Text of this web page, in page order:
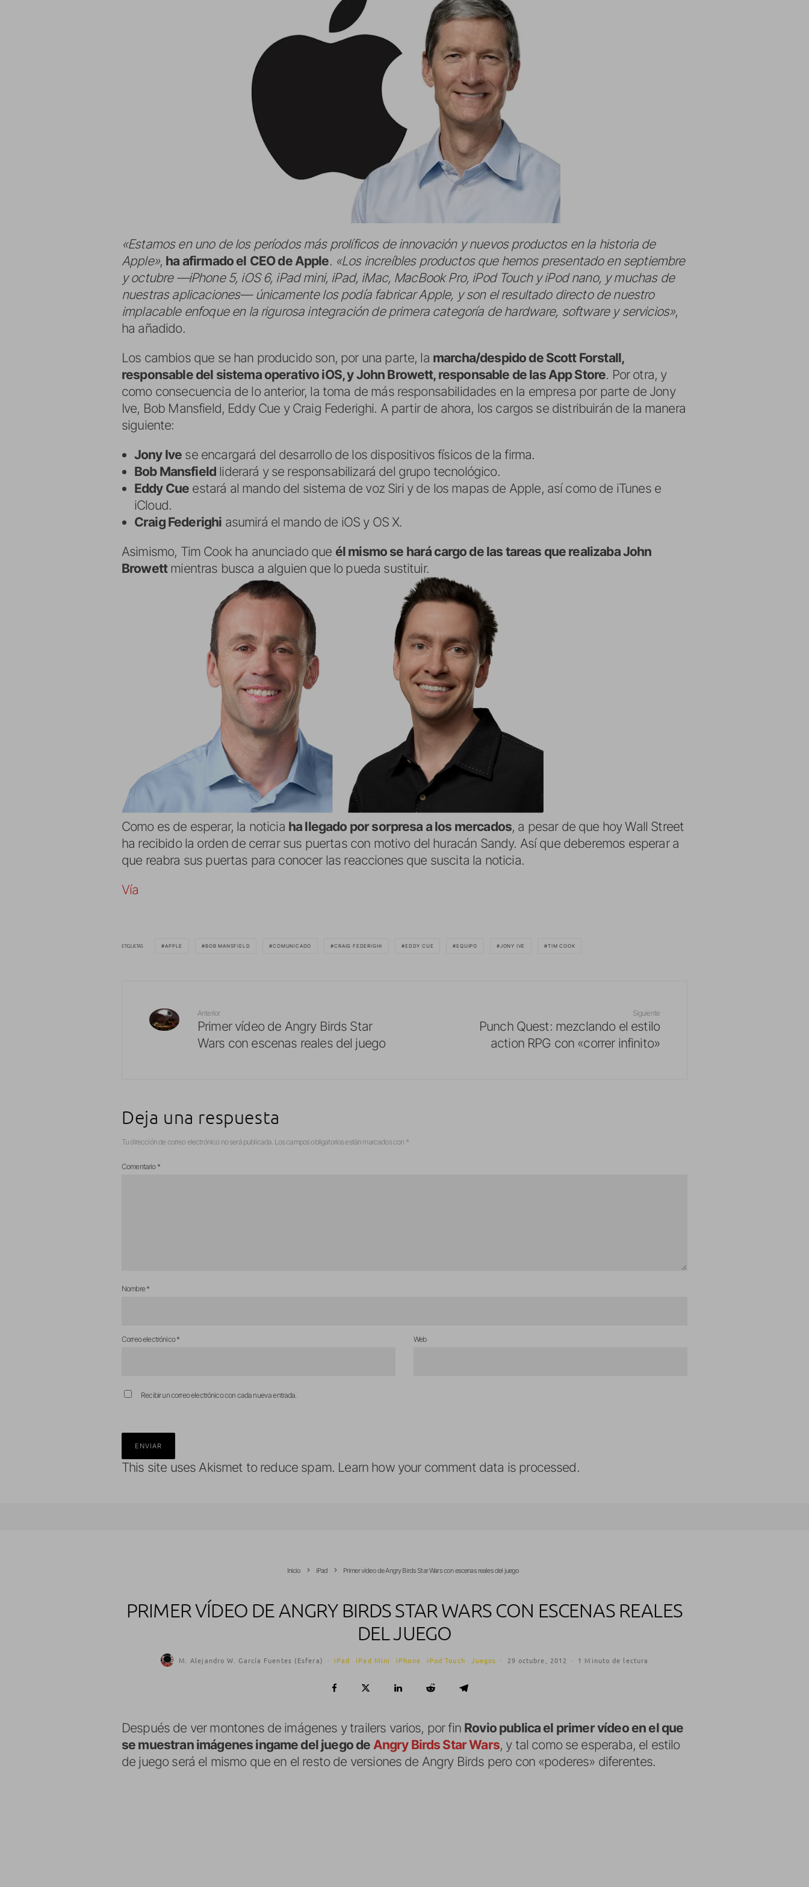
«Estamos en uno de los períodos más prolíficos de innovación y nuevos productos en la historia de
Apple», ha afirmado el CEO de Apple. «Los increíbles productos que hemos presentado en septiembre
y octubre —iPhone 5, iOS 6, iPad mini, iPad, iMac, MacBook Pro, iPod Touch y iPod nano, y muchas de
nuestras aplicaciones— únicamente los podía fabricar Apple, y son el resultado directo de nuestro
implacable enfoque en la rigurosa integración de primera categoría de hardware, software y servicios»,
ha añadido.
Los cambios que se han producido son, por una parte, la marcha/despido de Scott Forstall,
responsable del sistema operativo iOS, y John Browett, responsable de las App Store. Por otra, y
como consecuencia de lo anterior, la toma de más responsabilidades en la empresa por parte de Jony
Ive, Bob Mansfield, Eddy Cue y Craig Federighi. A partir de ahora, los cargos se distribuirán de la manera
siguiente:
Jony Ive se encargará del desarrollo de los dispositivos físicos de la firma.
Bob Mansfield liderará y se responsabilizará del grupo tecnológico.
Eddy Cue estará al mando del sistema de voz Siri y de los mapas de Apple, así como de iTunes e
iCloud.
Craig Federighi asumirá el mando de iOS y OS X.
Asimismo, Tim Cook ha anunciado que él mismo se hará cargo de las tareas que realizaba John
Browettmientras busca a alguien que lo pueda sustituir.
Como es de esperar, la noticia ha llegado por sorpresa a los mercados, a pesar de que hoy Wall Street
ha recibido la orden de cerrar sus puertas con motivo del huracán Sandy. Así que deberemos esperar a
que reabra sus puertas para conocer las reacciones que suscita la noticia.
Vía
ETIQUETAS APPLE BOB MANSFIELD COMUNICADO CRAIG FEDERIGHI EDDY CUE EQUIPO JONY IVE TIM COOK
Anterior
Primer vídeo de Angry Birds Star
Wars con escenas reales del juego
Siguiente
Punch Quest: mezclando el estilo
action RPG con «correr infinito»
Deja una respuesta
Tu dirección de correo electrónico no será publicada. Los campos obligatorios están marcados con *
Comentario *
Nombre*
Correo electrónico* Web
Recibir un correo electrónico con cada nueva entrada.
This site uses Akismet to reduce spam. Learn how your comment data is processed.
Inicio iPad Primer vídeo de Angry Birds Star Wars con escenas reales del juego
PRIMER VÍDEO DE ANGRY BIRDS STAR WARS CON ESCENAS REALES
DEL JUEGO
M. Alejandro W. García Fuentes (Esfera) · iPad iPad Mini iPhone iPod Touch Juegos · 29 octubre, 2012 · 1 Minuto de lectura
Después de ver montones de imágenes y trailers varios, por fin Rovio publica el primer vídeo en el que
se muestran imágenes ingame del juego de Angry Birds Star Wars, y tal como se esperaba, el estilo
de juego será el mismo que en el resto de versiones de Angry Birds pero con «poderes» diferentes.